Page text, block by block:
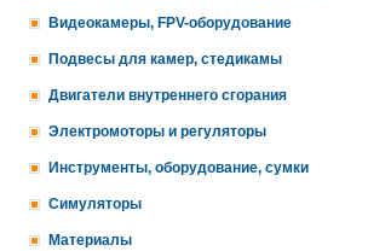
Видеокамеры, FPV-оборудование
Подвесы для камер, стедикамы
Двигатели внутреннего сгорания
Электромоторы и регуляторы
Инструменты, оборудование, сумки
Симуляторы
Материалы